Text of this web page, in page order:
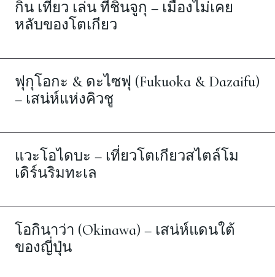
กิน เที่ยว เล่น ที่ชินจูกุ – เมืองไม่เคย
หลับของโตเกียว
ฟุกุโอกะ & ดะไซฟุ (Fukuoka & Dazaifu)
– เสน่ห์แห่งคิวชู
แวะโอไดบะ – เที่ยวโตเกียวสไตล์โม
เดิร์นริมทะเล
โอกินาว่า (Okinawa) – เสน่ห์แดนใต้
ของญี่ปุ่น